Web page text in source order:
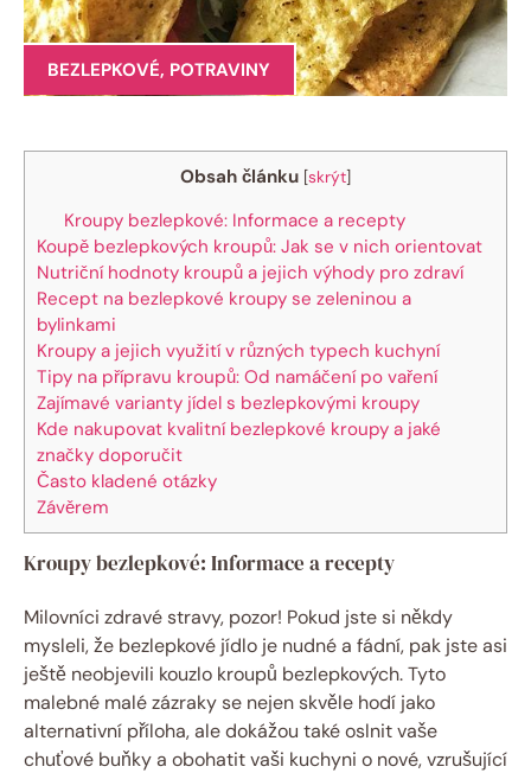
BEZLEPKOVÉ, POTRAVINY
Obsah článku [skrýt]
Kroupy bezlepkové: Informace a recepty
Koupě bezlepkových kroupů: Jak se v nich orientovat
Nutriční hodnoty kroupů a jejich výhody pro zdraví
Recept na bezlepkové kroupy se zeleninou a
bylinkami
Kroupy a jejich využití v různých typech kuchyní
Tipy na přípravu kroupů: Od namáčení po vaření
Zajímavé varianty jídel s bezlepkovými kroupy
Kde nakupovat kvalitní bezlepkové kroupy a jaké
značky doporučit
Často kladené otázky
Závěrem
Kroupy bezlepkové: Informace a recepty
Milovníci zdravé stravy, pozor! Pokud jste si někdy
mysleli, že bezlepkové jídlo je nudné a fádní, pak jste asi
ještě neobjevili kouzlo kroupů bezlepkových. Tyto
malebné malé zázraky se nejen skvěle hodí jako
alternativní příloha, ale dokážou také oslnit vaše
chuťové buňky a obohatit vaši kuchyni o nové, vzrušující